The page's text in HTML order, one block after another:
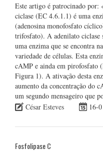
Este artigo é patrocinado
ciclase (EC 4.6.1.1) é uma
(adenosina monofosfato
trifosfato). A adenilato
uma enzima que se encontra
variedade de células. Esta
cAMP e ainda em pirofosfato
Figura 1). A ativação desta
aumento da concentração do
um segundo mensageiro que
César Esteves
16-
Fosfolipase C